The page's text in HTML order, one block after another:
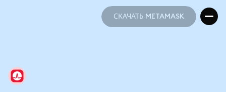
СКАЧАТЬ METAMASK